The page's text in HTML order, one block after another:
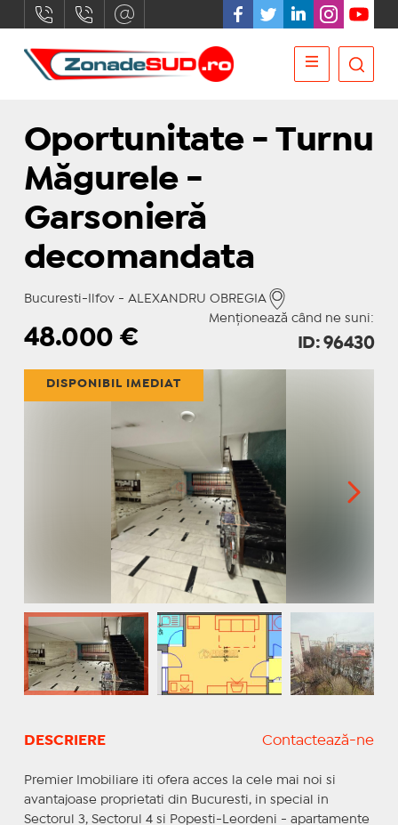
Oportunitate - Turnu
Măgurele -
Garsonieră
decomandata
Bucuresti-Ilfov - ALEXANDRU OBREGIA
Menționează când ne suni:
48.000€ ID: 96430
DISPONIBIL IMEDIAT
DESCRIERE Contactează-ne
Premier Imobiliare iti ofera acces la cele mai noi si
avantajoase proprietati din Bucuresti, in special in
Sectorul 3, Sectorul 4 si Popesti-Leordeni - apartamente